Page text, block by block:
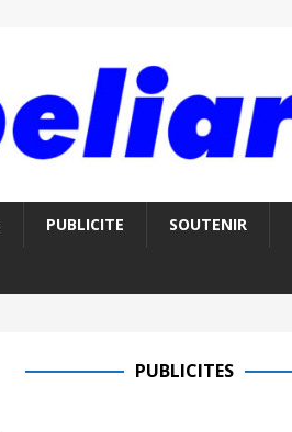
PUBLICITE SOUTENIR
PUBLICITES